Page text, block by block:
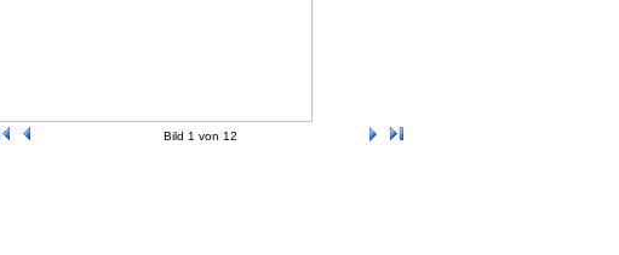
Bild 1 von 12